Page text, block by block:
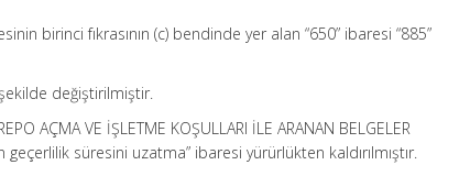
birinci fıkrasının (c) bendinde yer alan “650” ibaresi “885”
değiştirilmiştir.
AÇMA VE İŞLETME KOŞULLARI İLE ARANAN BELGELER
geçerlilik süresini uzatma” ibaresi yürürlükten kaldırılmıştır.